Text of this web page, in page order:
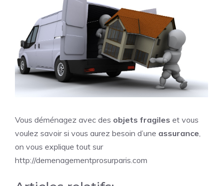
Vous déménagez avec des objets fragiles et vous
voulez savoir si vous aurez besoin d’une assurance,
on vous explique tout sur
http://demenagementprosurparis.com